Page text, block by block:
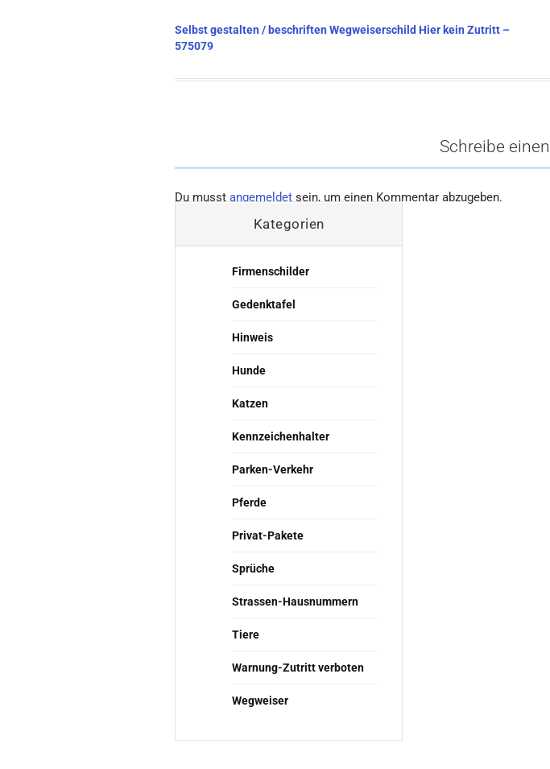
Beitragsnavigation
Selbst gestalten / beschriften Wegweiserschild Hier kein Zutritt –
575079
Schreibe
Du musst angemeldet sein, um einen Kommentar abzugeben.
Kategorien
Firmenschilder
Gedenktafel
Hinweis
Hunde
Katzen
Kennzeichenhalter
Parken-Verkehr
Pferde
Privat-Pakete
Sprüche
Strassen-Hausnummern
Tiere
Warnung-Zutritt verboten
Wegweiser